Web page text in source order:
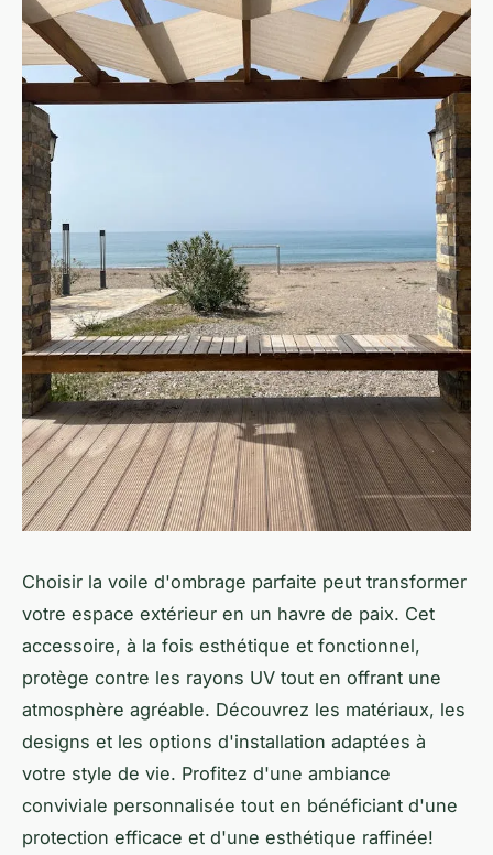
Choisir la voile d'ombrage parfaite peut transformer
votre espace extérieur en un havre de paix. Cet
accessoire, à la fois esthétique et fonctionnel,
protège contre les rayons UV tout en offrant une
atmosphère agréable. Découvrez les matériaux, les
designs et les options d'installation adaptées à
votre style de vie. Profitez d'une ambiance
conviviale personnalisée tout en bénéficiant d'une
protection efficace et d'une esthétique raffinée!